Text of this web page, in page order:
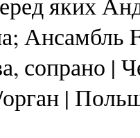
Ансамбль
сопрано |
|